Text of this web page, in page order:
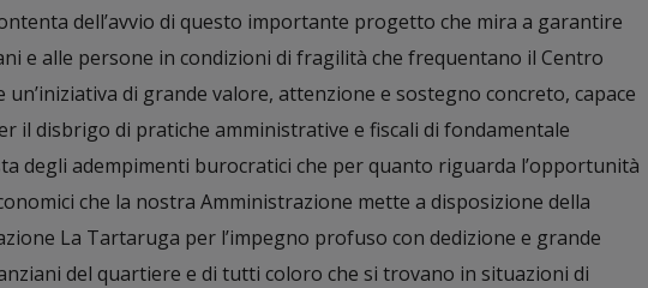
dell’avvio di questo importante progetto che mira a garantire
e alle persone in condizioni di fragilità che frequentano il Centro
un’iniziativa di grande valore, attenzione e sostegno concreto, capace
il disbrigo di pratiche amministrative e fiscali di fondamentale
degli adempimenti burocratici che per quanto riguarda l’opportunità
che la nostra Amministrazione mette a disposizione della
La Tartaruga per l’impegno profuso con dedizione e grande
del quartiere e di tutti coloro che si trovano in situazioni di